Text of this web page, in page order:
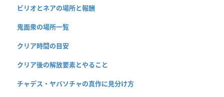
ビリオとネアの場所と報酬
鬼面衆の場所一覧
クリア時間の目安
クリア後の解放要素とやること
チャデス・ヤバソチャの真作に見分け方